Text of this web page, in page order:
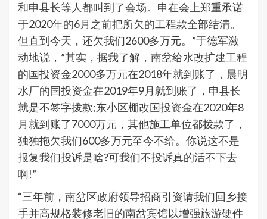
和申县长等人都叫到了会场。申在会上郑重承诺
于2020年的6月之前把所欠的工程款全部结清。
但直到今天，还欠我们2600多万元。”于德军激
动地说，”其实，据我了解，南岔给水改扩建工程
的国投资金2000多万元在2018年就到账了，晨明
水厂的国投资金在2019年9月就到账了，申县长
就是不签字拨款;东小区棚改国投资金在2020年8
月就到账了7000万元，其他施工单位都拨款了，
独独拖欠我们600多万元至今不给。你说这不是
报复我们投诉是啥?可我们不投诉真的活不下去
啊!”
“三年前，南岔区政府领导招商引资请我们回乡接
手并高规格装修老旧的南岔宾馆以增强旅游硬件